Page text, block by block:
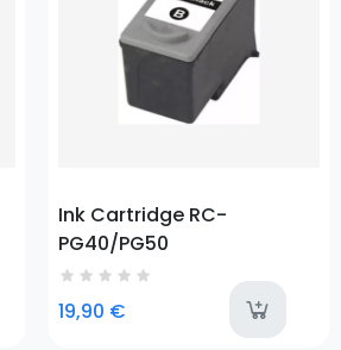
last-items
Ink Cartridge RC-
PG40/PG50
19,90 €